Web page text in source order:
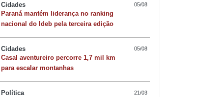
As plantas estavam sendo
responsável pelo plantio, um jovem
Cidades 05/08
Paraná mantém liderança no ranking
nacional do Ideb pela terceira edição
Cidades 05/08
Casal aventureiro percorre 1,7 mil km
para escalar montanhas
Política 21/03